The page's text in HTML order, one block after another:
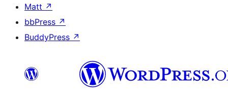
Matt ↗
bbPress ↗
BuddyPress ↗